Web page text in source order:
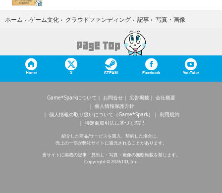
ホーム › ゲーム文化 › クラウドファンディング › 記事 › 写真・画像
Home X STEAM Facebook YouTube
Game*Sparkについて お問合せ 広告掲載
会社概要
個人情報保護方針
個人情報の取り扱いについて（Game*Spark）
利用規約
特定商取引法に基づく表記
紹介した商品/サービスを購入、契約した場合に、
売上の一部が弊社サイトに還元されることがあります。
当サイトに掲載の記事・見出し・写真・画像の無断転載を禁じます。
Copyright © 2026 IID, Inc.